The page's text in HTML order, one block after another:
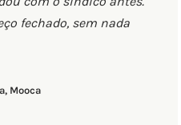
fechado, sem nada
Mooca